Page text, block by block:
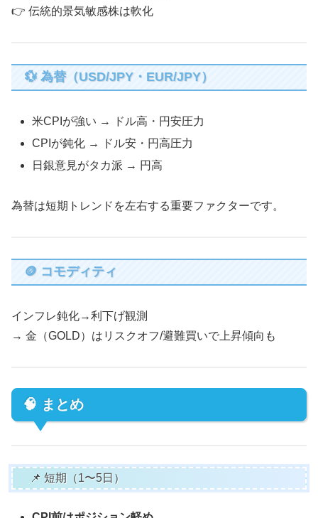
👉 伝統的景気敏感株は軟化
💱 為替（USD/JPY・EUR/JPY）
米CPIが強い → ドル高・円安圧力
CPIが鈍化 → ドル安・円高圧力
日銀意見がタカ派 → 円高
為替は短期トレンドを左右する重要ファクターです。
🪙 コモディティ
インフレ鈍化→利下げ観測
→ 金（GOLD）はリスクオフ/避難買いで上昇傾向も
🧠 まとめ
📌 短期（1〜5日）